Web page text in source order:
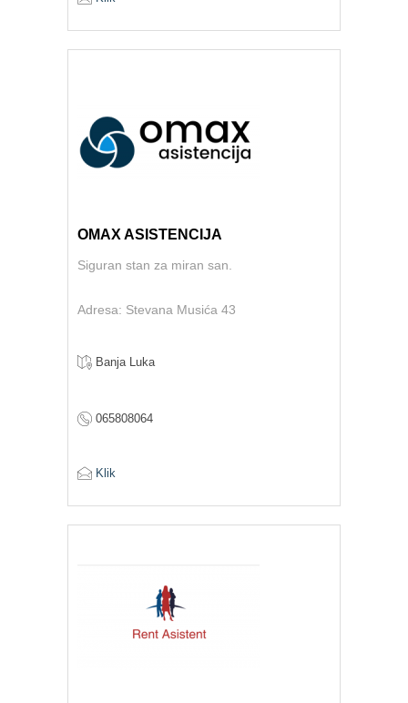
OMAX ASISTENCIJA
Siguran stan za miran san.
Adresa: Stevana Musića 43
Banja Luka
065808064
Klik